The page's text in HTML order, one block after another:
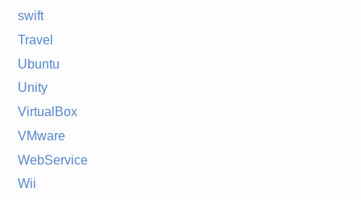
swift
Travel
Ubuntu
Unity
VirtualBox
VMware
WebService
Wii